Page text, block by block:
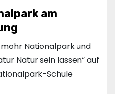
am
Nationalpark und
Natur sein lassen“ auf
Schule